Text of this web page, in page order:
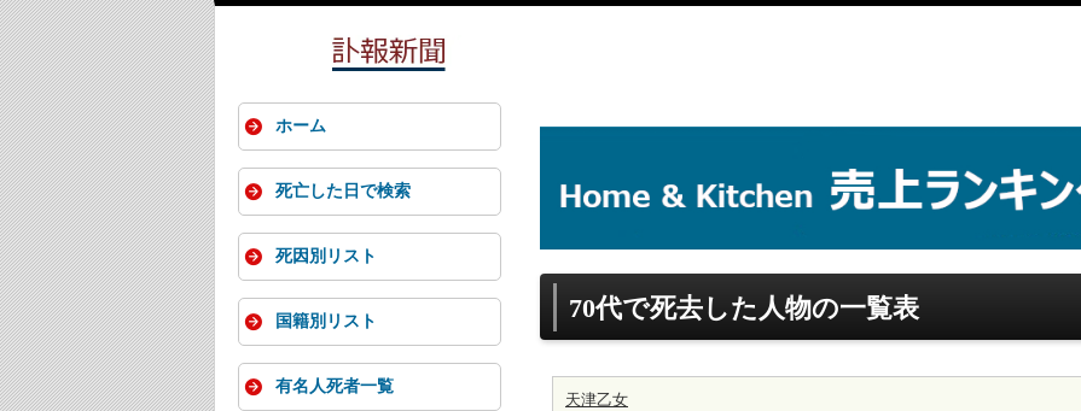
70代で死去した人物の一覧表
天津乙女
ホーム
死亡した日で検索
死因別リスト
国籍別リスト
有名人死者一覧